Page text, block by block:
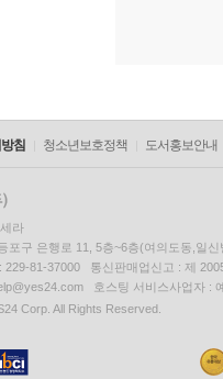
침 청소년보호정책 도서홍보안내
라
포구 은행로 11, 5층~6층(여의도동,일신
229-81-37000 통신판매업신고 : 제
호스팅 서비스사업자 :
Corp. All Rights Reserved.